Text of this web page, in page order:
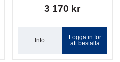
3 170 kr
Info
Logga in för
att beställa